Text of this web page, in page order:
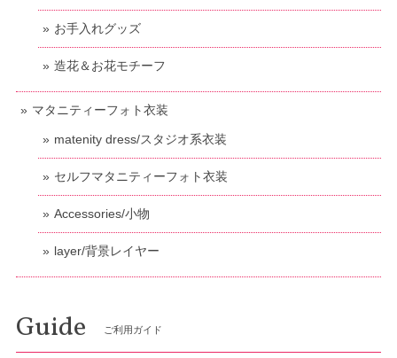
お手入れグッズ
造花＆お花モチーフ
マタニティーフォト衣装
matenity dress/スタジオ系衣装
セルフマタニティーフォト衣装
Accessories/小物
layer/背景レイヤー
Guide ご利用ガイド